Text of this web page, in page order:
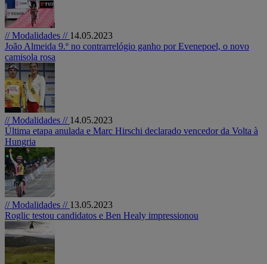
// Modalidades // 14.05.2023
João Almeida 9.º no contrarrelógio ganho por Evenepoel, o novo
camisola rosa
// Modalidades // 14.05.2023
Última etapa anulada e Marc Hirschi declarado vencedor da Volta à
Hungria
// Modalidades // 13.05.2023
Roglic testou candidatos e Ben Healy impressionou